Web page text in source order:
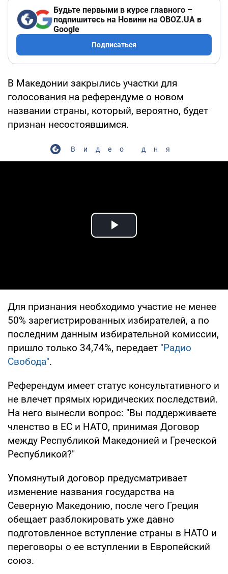
Будьте первыми в курсе главного –
подпишитесь на Новини на OBOZ.UA в
Google
Подписаться
В Македонии закрылись участки для
голосования на референдуме о новом
названии страны, который, вероятно, будет
признан несостоявшимся.
Видео дня
Play Video
Для признания необходимо участие не менее
50% зарегистрированных избирателей, а по
последним данным избирательной комиссии,
пришло только 34,74%, передает "Радио
Свобода".
Референдум имеет статус консультативного и
не влечет прямых юридических последствий.
На него вынесли вопрос: "Вы поддерживаете
членство в ЕС и НАТО, принимая Договор
между Республикой Македонией и Греческой
Республикой?"
Упомянутый договор предусматривает
изменение названия государства на
Северную Македонию, после чего Греция
обещает разблокировать уже давно
подготовленное вступление страны в НАТО и
переговоры о ее вступлении в Европейский
союз.